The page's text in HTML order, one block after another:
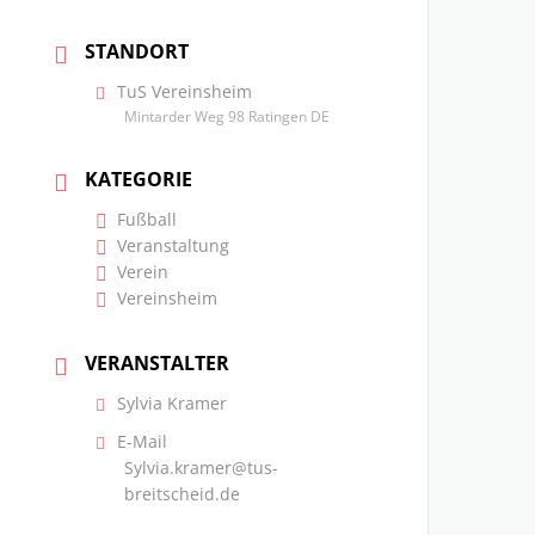
STANDORT
TuS Vereinsheim
Mintarder Weg 98 Ratingen DE
KATEGORIE
Fußball
Veranstaltung
Verein
Vereinsheim
VERANSTALTER
Sylvia Kramer
E-Mail
Sylvia.kramer@tus-
breitscheid.de